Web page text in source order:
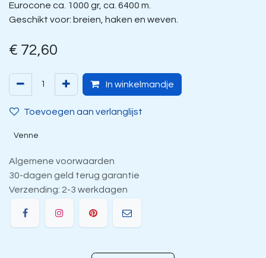
Eurocone ca. 1000 gr, ca. 6400 m.
Geschikt voor: breien, haken en weven.
€ 72,60
In winkelmandje
Toevoegen aan verlanglijst
Venne
Algemene voorwaarden
30-dagen geld terug garantie
Verzending: 2-3 werkdagen